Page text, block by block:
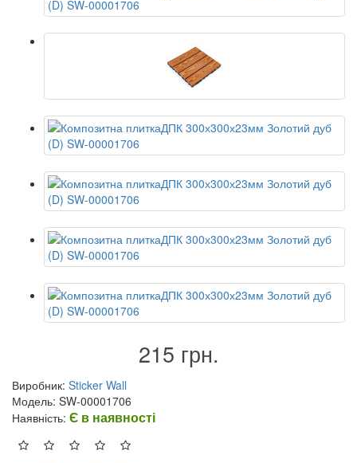
215 грн.
Виробник: Sticker Wall
Модель: SW-00001706
Наявність: Є в наявності